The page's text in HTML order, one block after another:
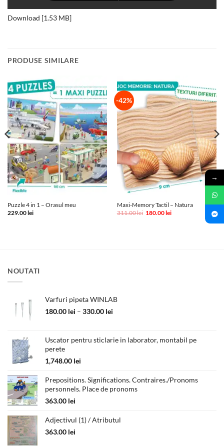
Download [1.53 MB]
PRODUSE SIMILARE
Puzzle 4 in 1 – Orasul meu
229.00lei
-42%
Maxi-Memory Tactil – Natura
311.00lei Prețul
180.00leiPrețul
NOUTATI
Varfuri pipeta WINLAB
180.00 lei – 330.00 lei
180.00 lei
Uscator pentru sticlarie in laborator, montabil pe
perete
1,748.00 lei
Prepositions. Significations. Contraires./Pronoms
personnels. Place de pronoms
363.00 lei
Adjectivul (1) / Atributul
363.00 lei
→